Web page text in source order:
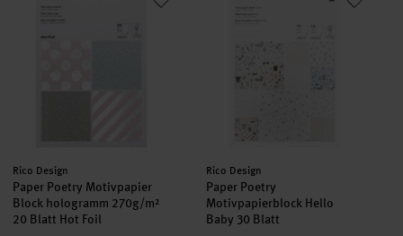
Hersteller:
Rico Design
Paper Poetry Motivpapier
Block hologramm 270g/m²
20 Blatt Hot Foil
Hersteller:
Rico Design
Paper Poetry
Motivpapierblock Hello
Baby 30 Blatt